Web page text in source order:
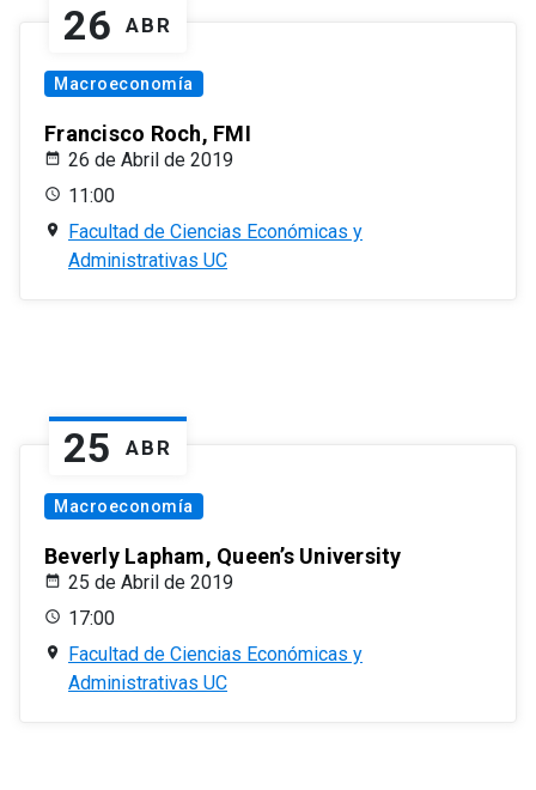
26 ABR
Macroeconomía
Francisco Roch, FMI
26 de Abril de 2019
11:00
Facultad de Ciencias Económicas y
Administrativas UC
25 ABR
Macroeconomía
Beverly Lapham, Queen’s University
25 de Abril de 2019
17:00
Facultad de Ciencias Económicas y
Administrativas UC